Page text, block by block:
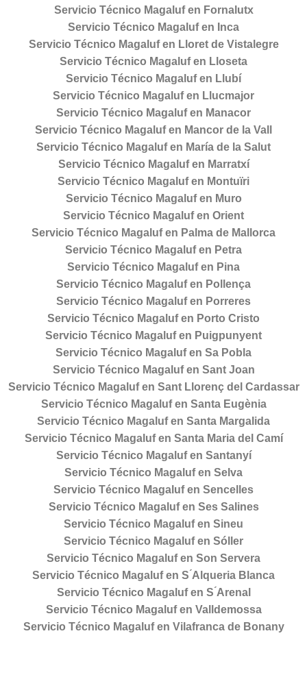
Servicio Técnico Magaluf en Fornalutx
Servicio Técnico Magaluf en Inca
Servicio Técnico Magaluf en Lloret de Vistalegre
Servicio Técnico Magaluf en Lloseta
Servicio Técnico Magaluf en Llubí
Servicio Técnico Magaluf en Llucmajor
Servicio Técnico Magaluf en Manacor
Servicio Técnico Magaluf en Mancor de la Vall
Servicio Técnico Magaluf en María de la Salut
Servicio Técnico Magaluf en Marratxí
Servicio Técnico Magaluf en Montuïri
Servicio Técnico Magaluf en Muro
Servicio Técnico Magaluf en Orient
Servicio Técnico Magaluf en Palma de Mallorca
Servicio Técnico Magaluf en Petra
Servicio Técnico Magaluf en Pina
Servicio Técnico Magaluf en Pollença
Servicio Técnico Magaluf en Porreres
Servicio Técnico Magaluf en Porto Cristo
Servicio Técnico Magaluf en Puigpunyent
Servicio Técnico Magaluf en Sa Pobla
Servicio Técnico Magaluf en Sant Joan
Servicio Técnico Magaluf en Sant Llorenç del Cardassar
Servicio Técnico Magaluf en Santa Eugènia
Servicio Técnico Magaluf en Santa Margalida
Servicio Técnico Magaluf en Santa Maria del Camí
Servicio Técnico Magaluf en Santanyí
Servicio Técnico Magaluf en Selva
Servicio Técnico Magaluf en Sencelles
Servicio Técnico Magaluf en Ses Salines
Servicio Técnico Magaluf en Sineu
Servicio Técnico Magaluf en Sóller
Servicio Técnico Magaluf en Son Servera
Servicio Técnico Magaluf en S ́Alqueria Blanca
Servicio Técnico Magaluf en S ́Arenal
Servicio Técnico Magaluf en Valldemossa
Servicio Técnico Magaluf en Vilafranca de Bonany